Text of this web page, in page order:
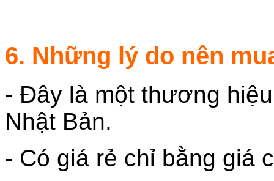
6. Những lý do nên
- Đây là một thương
Nhật Bản.
- Có giá rẻ chỉ bằng giá